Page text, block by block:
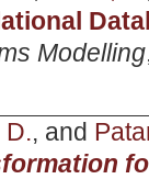
Modelling
D., and